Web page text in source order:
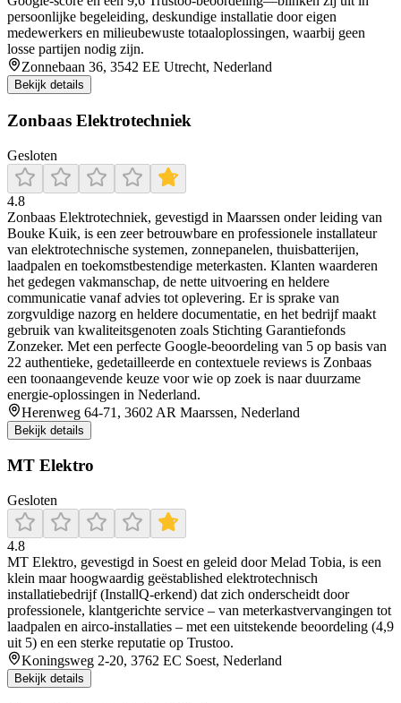
persoonlijke begeleiding, deskundige installatie door eigen
medewerkers en milieubewuste totaaloplossingen, waarbij geen
losse partijen nodig zijn.
Zonnebaan 36, 3542 EE Utrecht, Nederland
Bekijk details
Zonbaas Elektrotechniek
Gesloten
4.8
Zonbaas Elektrotechniek, gevestigd in Maarssen onder leiding van
Bouke Kuik, is een zeer betrouwbare en professionele installateur
van elektrotechnische systemen, zonnepanelen, thuisbatterijen,
laadpalen en toekomstbestendige meterkasten. Klanten waarderen
het gedegen vakmanschap, de nette uitvoering en heldere
communicatie vanaf advies tot oplevering. Er is sprake van
zorgvuldige nazorg en heldere documentatie, en het bedrijf maakt
gebruik van kwaliteitsgenoten zoals Stichting Garantiefonds
Zonzeker. Met een perfecte Google-beoordeling van 5 op basis van
22 authentieke, gedetailleerde en contextuele reviews is Zonbaas
een toonaangevende keuze voor wie op zoek is naar duurzame
energie-oplossingen in Nederland.
Herenweg 64-71, 3602 AR Maarssen, Nederland
Bekijk details
MT Elektro
Gesloten
4.8
MT Elektro, gevestigd in Soest en geleid door Melad Tobia, is een
klein maar hoogwaardig geëstablished elektrotechnisch
installatiebedrijf (InstallQ‑erkend) dat zich onderscheidt door
professionele, klantgerichte service – van meterkastvervangingen tot
laadpalen en airco-installaties – met een uitstekende beoordeling (4,9
uit 5) en een sterke reputatie op Trustoo.
Koningsweg 2-20, 3762 EC Soest, Nederland
Bekijk details